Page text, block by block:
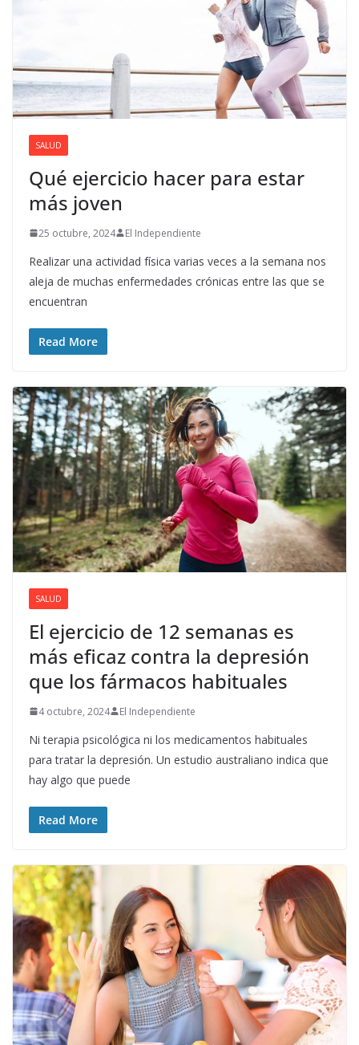
SALUD
Qué ejercicio hacer para estar
más joven
25 octubre, 2024 El Independiente
Realizar una actividad física varias veces a la semana nos
aleja de muchas enfermedades crónicas entre las que se
encuentran
Read More
SALUD
El ejercicio de 12 semanas es
más eficaz contra la depresión
que los fármacos habituales
4 octubre, 2024 El Independiente
Ni terapia psicológica ni los medicamentos habituales
para tratar la depresión. Un estudio australiano indica que
hay algo que puede
Read More